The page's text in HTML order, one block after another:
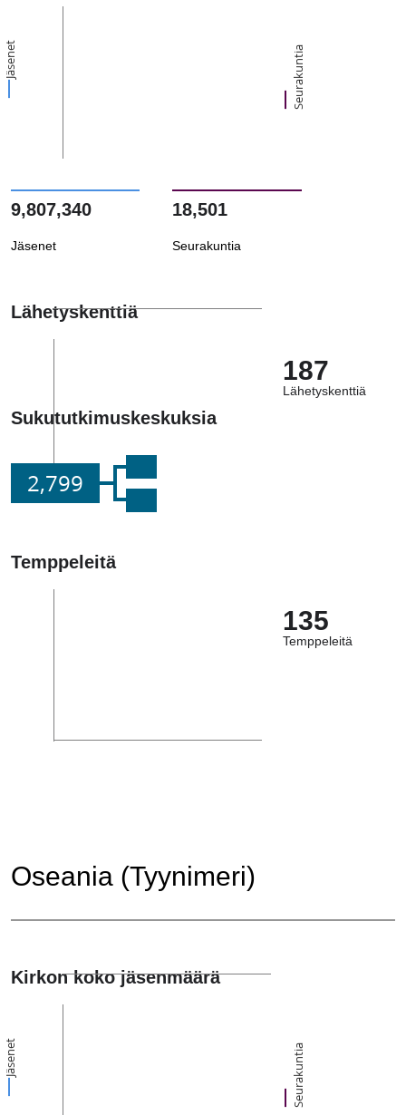
Jäsenet Seurakuntia
9,807,340
Jäsenet
18,501
Seurakuntia
Lähetyskenttiä
187
Lähetyskenttiä
Sukututkimuskeskuksia
2,799
Temppeleitä
135
Temppeleitä
Oseania (Tyynimeri)
Kirkon koko jäsenmäärä
Jäsenet Seurakuntia